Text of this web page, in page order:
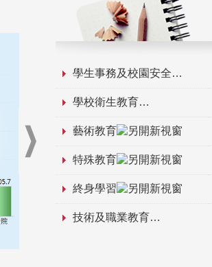
學生事務及校園安全
學校衛生教育
藝術教育
特殊教育
終身學習
技術及職業教育